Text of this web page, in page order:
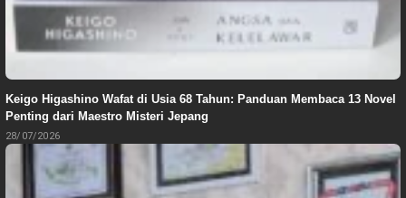
Keigo Higashino Wafat di Usia 68 Tahun: Panduan Membaca 13 Novel
Penting dari Maestro Misteri Jepang
28/07/2026